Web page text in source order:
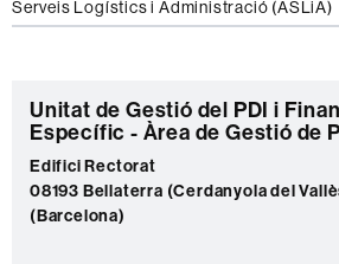
Serveis Logístics i Administració (ASLiA)
C
o
n
t
Unitat de Gestió del PDI i
Específic - Àrea de Gestió de
Edifici Rectorat
08193 Bellaterra (Cerdanyola del
(Barcelona)